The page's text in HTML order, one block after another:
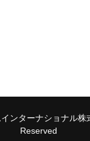
ンターナショナル株
Reserved